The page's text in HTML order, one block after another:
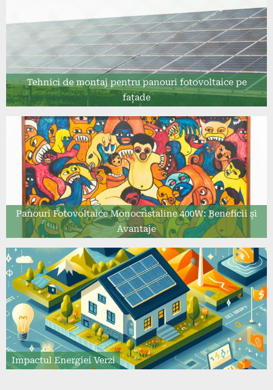
Tehnici de montaj pentru panouri fotovoltaice pe
fațade
Panouri Fotovoltaice Monocristaline 400W: Beneficii și
Avantaje
Impactul Energiei Verzi